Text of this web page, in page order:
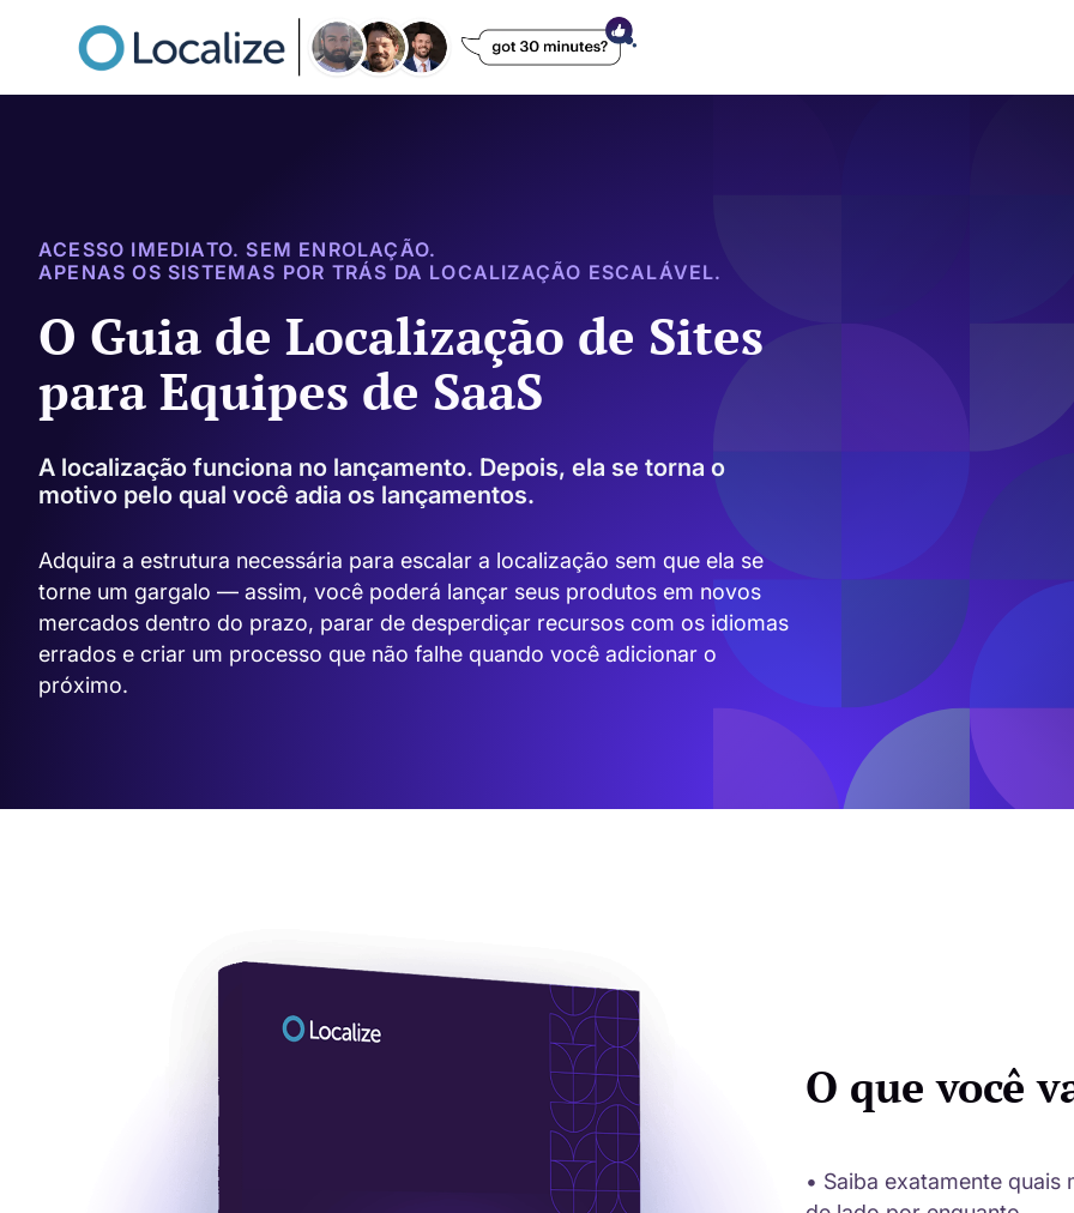
ACESSO IMEDIATO. SEM ENROLAÇÃO.
APENAS OS SISTEMAS POR TRÁS DA LOCALIZAÇÃO ESCALÁVEL.
O Guia de Localização de Sites
para Equipes de SaaS
A localização funciona no lançamento. Depois, ela se torna o
motivo pelo qual você adia os lançamentos.
Adquira a estrutura necessária para escalar a localização sem que ela se
torne um gargalo — assim, você poderá lançar seus produtos em novos
mercados dentro do prazo, parar de desperdiçar recursos com os idiomas
errados e criar um processo que não falhe quando você adicionar o
próximo.
O que você
• Saiba exatamente